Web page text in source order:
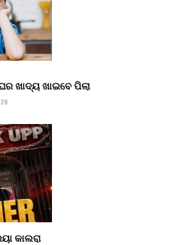
ଖାଦ୍ୟ ଖାଇବେ ପିଲା
କାଲରା